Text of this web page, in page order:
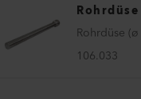
Rohrdüse
Rohrdüse
106.033